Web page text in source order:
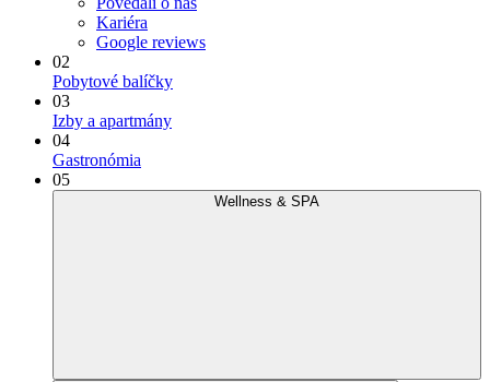
Kariéra
Google reviews
02
Pobytové balíčky
03
Izby a apartmány
04
Gastronómia
05
Wellness & SPA